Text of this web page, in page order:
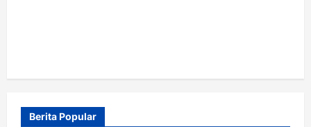
Berita Popular